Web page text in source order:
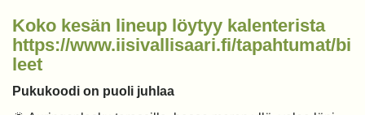
Koko kesän lineup löytyy kalenterista
https://www.iisivallisaari.fi/tapahtumat/bi
leet
Pukukoodi on puoli juhlaa